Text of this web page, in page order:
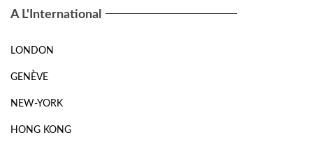
A L'International
LONDON
GENÈVE
NEW-YORK
HONG KONG